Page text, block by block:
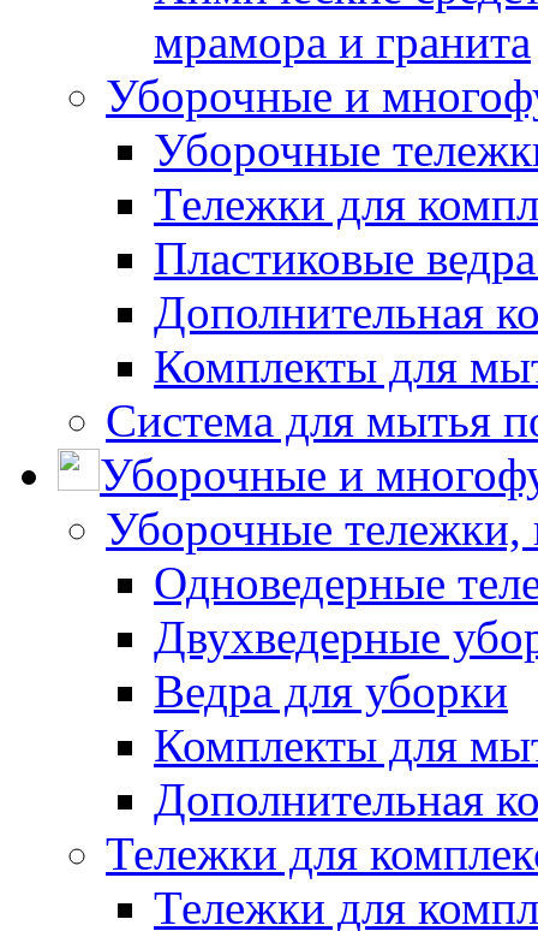
мрамора и гранита
Уборочные и
Уборочные
Тележки для
Пластиковые
Дополнительная
Комплекты для
Система для мытья
Уборочные и
Уборочные тележки,
Одноведерные
Двухведерные
Ведра для уборки
Комплекты для
Дополнительная
Тележки для
Тележки для